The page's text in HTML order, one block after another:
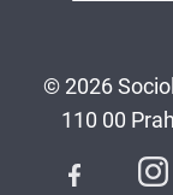
© 2026
110 00